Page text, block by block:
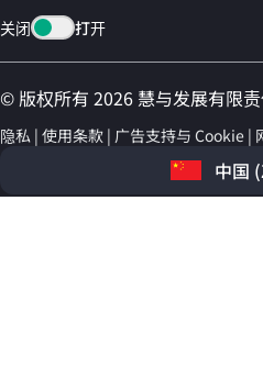
关闭 打开
© 版权所有 2026 慧与发展有限
隐私 使用条款 广告支持与 Cookie
中国 (